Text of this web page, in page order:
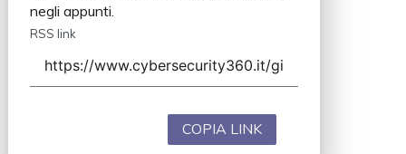
negli appunti.
RSS link
COPIA LINK